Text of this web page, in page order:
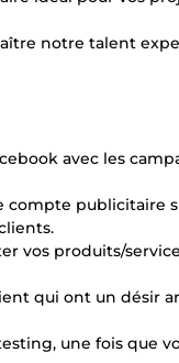
notre talent
avec les
publicitaire
vos produits/
qui ont un désir
une fois que